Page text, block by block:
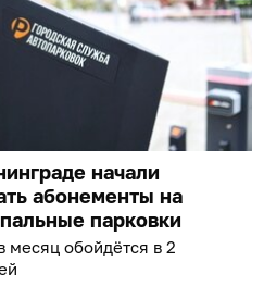
начали
абонементы на
парковки
месяц обойдётся в 2